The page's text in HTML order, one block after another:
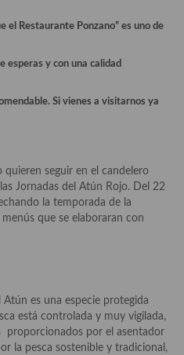
hierbas aromáticas o
el Restaurante Ponzano” es uno de
esperas y con una calidad
Si vienes a visitarnos ya
quieren seguir en el candelero
Jornadas del Atún Rojo. Del 22
la temporada de la
que se elaboraran con
es una especie protegida
está controlada y muy vigilada,
proporcionados por el asentador
la pesca sostenible y tradicional,